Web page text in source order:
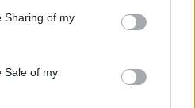
Sharing of my
Sale of my
po včerejších násilnostech v
dezinformací prostřednictvím
šíří tzv. odpůrci
nočního systematického rabování,"
ministerstva vnitra Gabriela